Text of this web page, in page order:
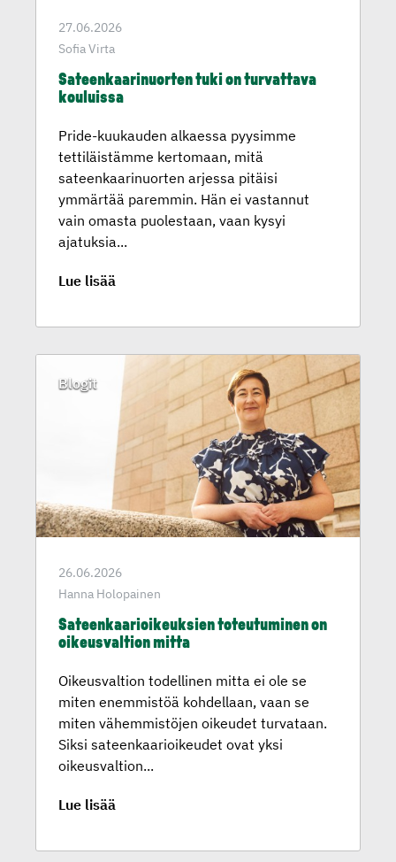
27.06.2026
Sofia Virta
Sateenkaa­ri­nuorten tuki on turvattava
kouluissa
Pride-kuukauden alkaessa pyysimme
tettiläistämme kertomaan, mitä
sateenkaarinuorten arjessa pitäisi
ymmärtää paremmin. Hän ei vastannut
vain omasta puolestaan, vaan kysyi
ajatuksia...
Lue lisää
26.06.2026
Hanna Holopainen
Sateenkaa­rioi­keuk­sien toteutu­minen on
oikeusval­tion mitta
Oikeusvaltion todellinen mitta ei ole se
miten enemmistöä kohdellaan, vaan se
miten vähemmistöjen oikeudet turvataan.
Siksi sateenkaarioikeudet ovat yksi
oikeusvaltion...
Lue lisää
Blogit